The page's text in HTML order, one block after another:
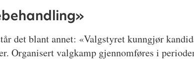
det blant annet: «Valgstyret kunngjør
Organisert valgkamp gjennomføres i